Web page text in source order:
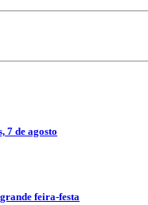
7 de agosto
feira-festa